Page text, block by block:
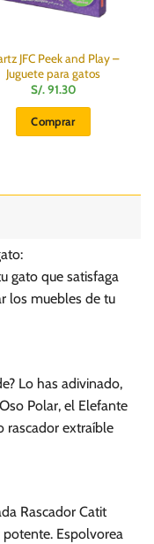
JFC Peek and Play –
Juguete para gatos
S/.91.30
Comprar
gato que satisfaga
los muebles de tu
Lo has adivinado,
Polar, el Elefante
rascador extraíble
Rascador Catit
Espolvorea